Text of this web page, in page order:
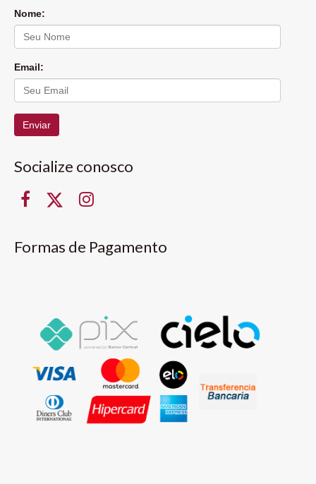
Nome:
Email:
Enviar
Socialize conosco
Formas de Pagamento